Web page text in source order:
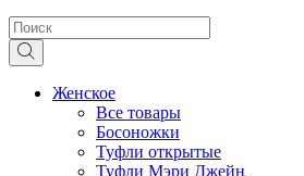
Женское
Все товары
Босоножки
Туфли открытые
Туфли Мэри Джейн